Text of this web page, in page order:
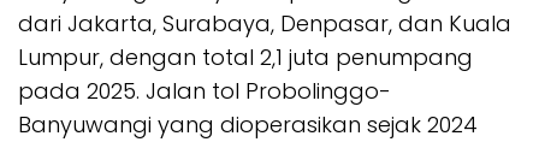
dari Jakarta, Surabaya, Denpasar, dan Kuala
Lumpur, dengan total 2,1 juta penumpang
pada 2025. Jalan tol Probolinggo-
Banyuwangi yang dioperasikan sejak 2024